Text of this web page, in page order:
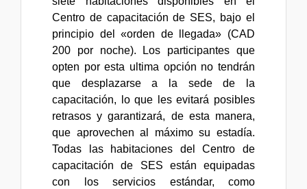
Centro de capacitación de SES, bajo el
principio del «orden de llegada» (CAD
200 por noche). Los participantes que
opten por esta ultima opción no tendrán
que desplazarse a la sede de la
capacitación, lo que les evitará posibles
retrasos y garantizará, de esta manera,
que aprovechen al máximo su estadía.
Todas las habitaciones del Centro de
capacitación de SES están equipadas
con los servicios estándar, como